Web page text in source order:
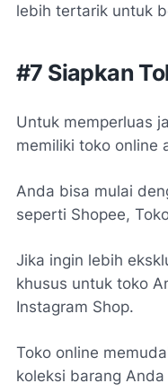
lebih tertarik untuk
#7 Siapkan
Untuk memperluas
memiliki toko online
Anda bisa mulai
seperti Shopee,
Jika ingin lebih
khusus untuk toko
Instagram Shop.
Toko online
koleksi barang